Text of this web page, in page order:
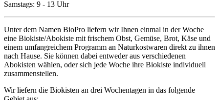
Samstags: 9 - 13 Uhr
Unter dem Namen BioPro liefern wir Ihnen einmal in der Woche
eine Biokiste/Abokiste mit frischem Obst, Gemüse, Brot, Käse und
einem umfangreichem Programm an Naturkostwaren direkt zu ihnen
nach Hause. Sie können dabei entweder aus verschiedenen
Abokisten wählen, oder sich jede Woche ihre Biokiste individuell
zusammenstellen.
Wir liefern die Biokisten an drei Wochentagen in das folgende